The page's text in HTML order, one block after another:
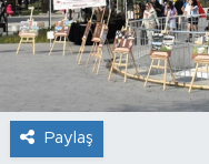
Paylaş